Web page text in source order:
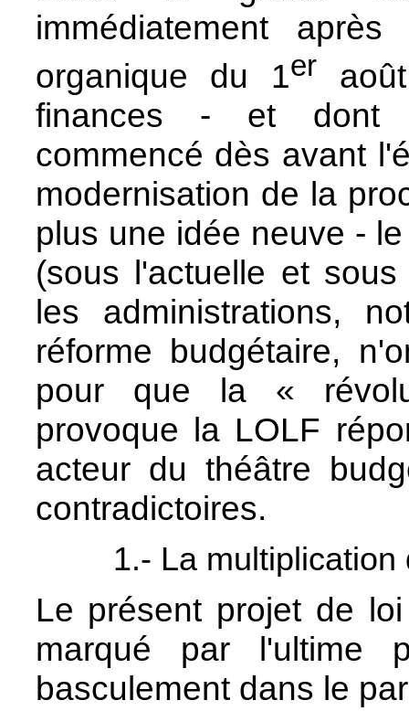
immédiatement
organique du 1er
finances - et dont
commencé dès avant
modernisation de la
plus une idée neuve -
(sous l'actuelle et
les administrations,
réforme budgétaire,
pour que la «
provoque la LOLF
acteur du théâtre
contradictoires.
1.- La
Le présent projet de
marqué par l'ultime
basculement dans le